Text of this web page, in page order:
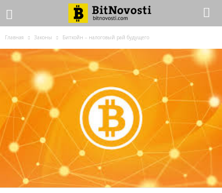
Главная Законы Биткойн – налоговый рай будущего